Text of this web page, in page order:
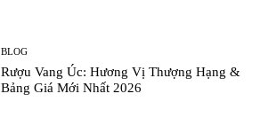
BLOG
Rượu Vang Úc: Hương Vị Thượng Hạng &
Bảng Giá Mới Nhất 2026